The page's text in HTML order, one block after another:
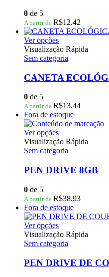
podem
ser
escolhidas
na
página
do
produto
0 de 5
A partir de R$12.42
Ver opçõesEste
produto
tem
variantes.
As
podem
ser
escolhidas
na
página
do
produto
Visualização Rápida
Sem categoria
CANETA
0 de 5
A partir de R$13.44
Fora de estoque
Ver opçõesEste
produto
tem
variantes.
As
podem
ser
escolhidas
na
página
do
produto
Visualização Rápida
Sem categoria
PEN DRIVE 8GB
0 de 5
A partir de R$38.93
Fora de estoque
Ver opçõesEste
produto
tem
variantes.
As
Visualização Rápida
Sem categoria
PEN DRIVE DE